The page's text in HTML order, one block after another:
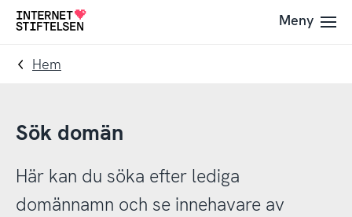
Till
navigering
Till
innehåll
Till
Meny
Hem
Sök domän
Här kan du söka efter lediga
domännamn och se innehavare av